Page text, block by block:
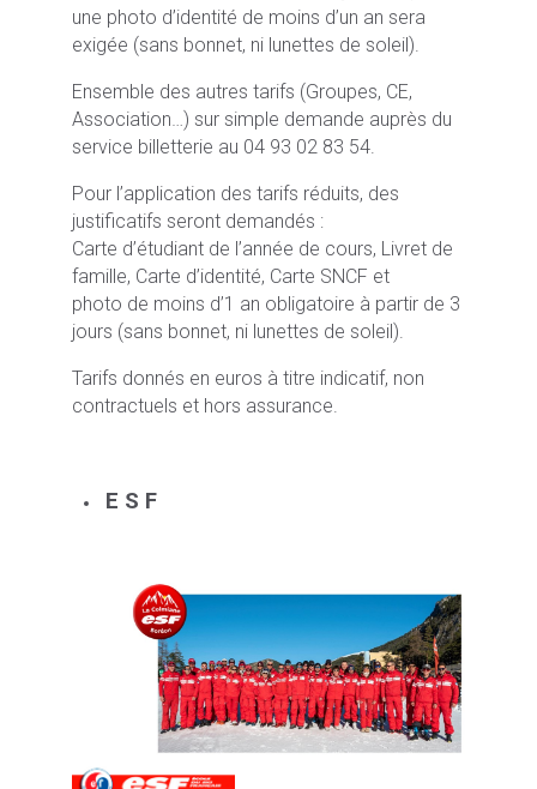
une photo d’identité de moins d’un an sera
exigée (sans bonnet, ni lunettes de soleil).
Ensemble des autres tarifs (Groupes, CE,
Association…) sur simple demande auprès du
service billetterie au 04 93 02 83 54.
Pour l’application des tarifs réduits, des
justificatifs seront demandés :
Carte d’étudiant de l’année de cours, Livret de
famille, Carte d’identité, Carte SNCF et
photo de moins d’1 an obligatoire à partir de 3
jours (sans bonnet, ni lunettes de soleil).
Tarifs donnés en euros à titre indicatif, non
contractuels et hors assurance.
E S F